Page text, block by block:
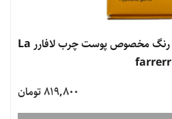
کرم ضد آفتاب و ضد لک بی رنگ مخصوص پوست چرب لافارر La
farrerr
819,800 تومان